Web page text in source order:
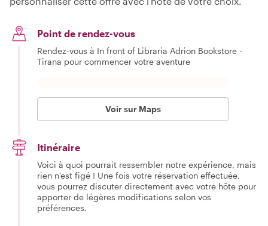
Point de rendez-vous
Rendez-vous à In front of Libraria Adrion Bookstore -
Tirana pour commencer votre aventure
Voir sur Maps
Itinéraire
Voici à quoi pourrait ressembler notre expérience, mais
rien n'est figé ! Une fois votre réservation effectuée,
vous pourrez discuter directement avec votre hôte pour
apporter de légères modifications selon vos
préférences.